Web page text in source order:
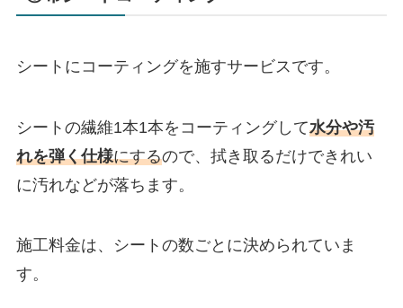
シートにコーティングを施すサービスです。
シートの繊維1本1本をコーティングして水分や汚
れを弾く仕様にするので、拭き取るだけできれい
に汚れなどが落ちます。
施工料金は、シートの数ごとに決められていま
す。